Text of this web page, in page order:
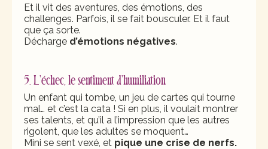
Et il vit des aventures, des émotions, des
challenges. Parfois, il se fait bousculer. Et il faut
que ça sorte.
Décharge d’émotions négatives.
5. L'échec, le sentiment d'humiliation
Un enfant qui tombe, un jeu de cartes qui tourne
mal… et c’est la cata ! Si en plus, il voulait montrer
ses talents, et qu’il a l’impression que les autres
rigolent, que les adultes se moquent…
Mini se sent vexé, et pique une crise de nerfs.